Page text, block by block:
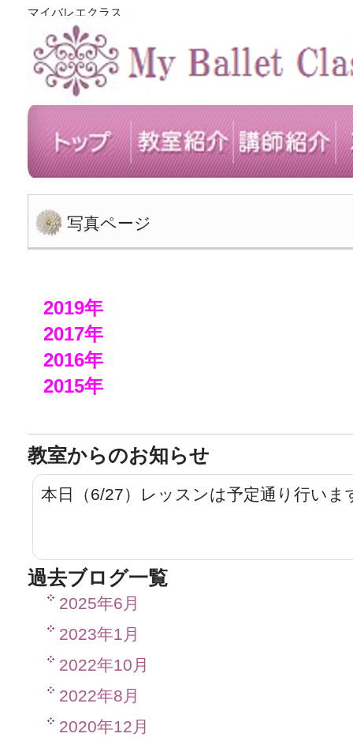
マイバレエクラス
写真ページ
2019年
2017年
2016年
2015年
教室からのお知らせ
本日（6/27）レッスンは予定通り行いま
過去ブログ一覧
2025年6月
2023年1月
2022年10月
2022年8月
2020年12月